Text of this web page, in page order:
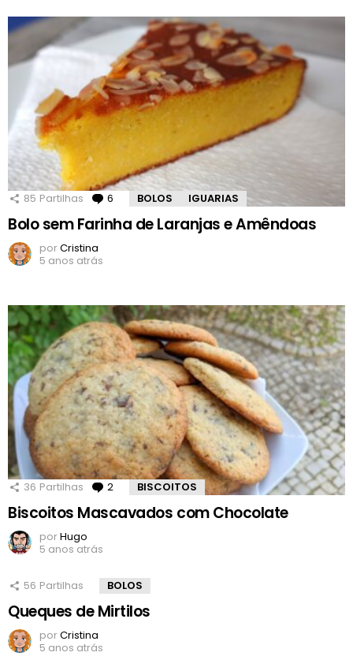
85 Partilhas 6 Comentários
BOLOS IGUARIAS
Bolo sem Farinha de Laranjas e Amêndoas
porCristina
5 anos atrás
36 Partilhas 2 Comentários
BISCOITOS
Biscoitos Mascavados com Chocolate
porHugo
5 anos atrás
56 Partilhas BOLOS
Queques de Mirtilos
porCristina
5 anos atrás